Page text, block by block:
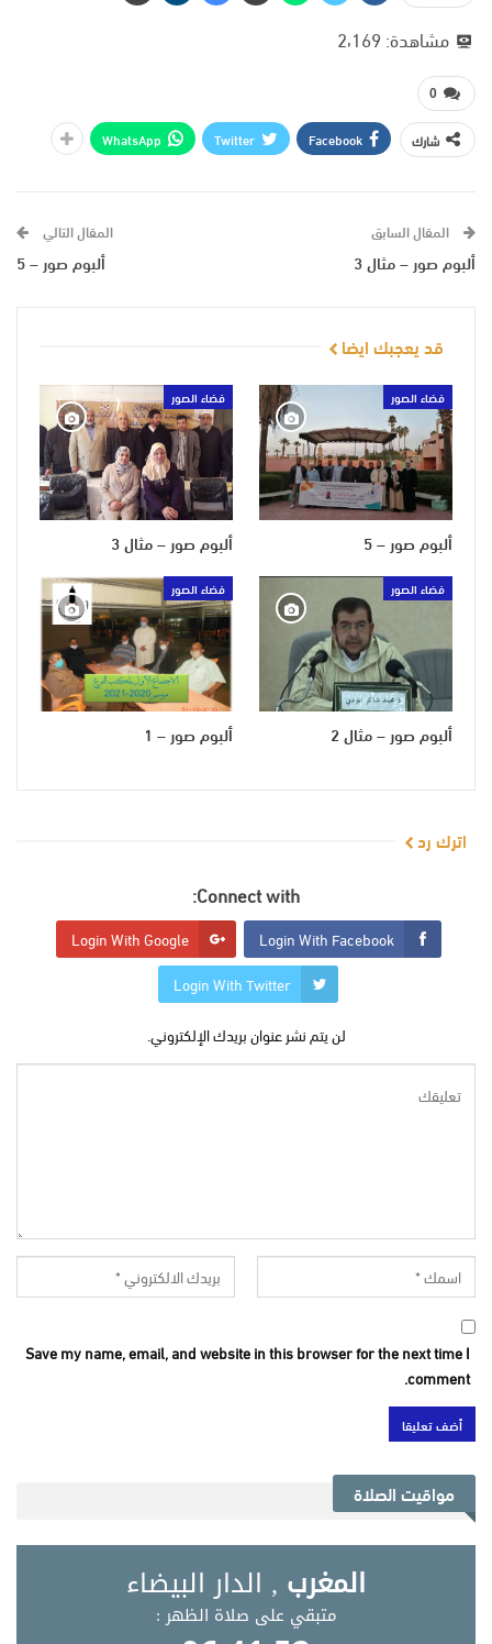
مشاهدة:2٬169
0
شارك Facebook
Twitter
WhatsApp
المقال السابق
ألبوم صور – مثال 3
المقال التالي
ألبوم صور – 5
قد يعجبك ايضا
فضاء الصور
ألبوم صور – 5
فضاء الصور
ألبوم صور – مثال 3
فضاء الصور
ألبوم صور – مثال 2
فضاء الصور
ألبوم صور – 1
اترك رد
Connect with:
Login With Facebook
Login With Google
Login With Twitter
لن يتم نشر عنوان بريدك الإلكتروني.
Save my name, email, and website in this browser for the next time I
comment.
مواقيت الصلاة